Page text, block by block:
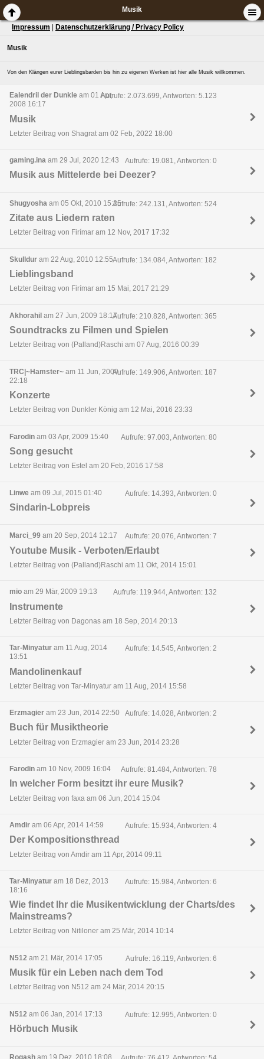
Musik
Impressum Datenschutzerklärung / Privacy Policy
Musik
Von den Klängen eurer Lieblingsbarden bis hin zu eigenen Werken ist hier alle Musik willkommen.
Ealendril der Dunkle am 01 Apr,
2008 16:17
Aufrufe: 2.073.699, Antworten: 5.123
Musik
Letzter Beitrag von Shagrat am 02 Feb, 2022 18:00
gaming.ina am 29 Jul, 2020 12:43 Aufrufe: 19.081, Antworten: 0
Musik aus Mittelerde bei Deezer?
Shugyosha am 05 Okt, 2010 15:25Aufrufe: 242.131, Antworten: 524
Zitate aus Liedern raten
Letzter Beitrag von Firímar am 12 Nov, 2017 17:32
Skulldur am 22 Aug, 2010 12:55Aufrufe: 134.084, Antworten: 182
Lieblingsband
Letzter Beitrag von Firímar am 15 Mai, 2017 21:29
Akhorahil am 27 Jun, 2009 18:17Aufrufe: 210.828, Antworten: 365
Soundtracks zu Filmen und Spielen
Letzter Beitrag von (Palland)Raschi am 07 Aug, 2016 00:39
TRC|~Hamster~ am 11 Jun, 2009
22:18
Aufrufe: 149.906, Antworten: 187
Konzerte
Letzter Beitrag von Dunkler König am 12 Mai, 2016 23:33
Farodin am 03 Apr, 2009 15:40 Aufrufe: 97.003, Antworten: 80
Song gesucht
Letzter Beitrag von Estel am 20 Feb, 2016 17:58
Linwe am 09 Jul, 2015 01:40 Aufrufe: 14.393, Antworten: 0
Sindarin-Lobpreis
Marci_99 am 20 Sep, 2014 12:17 Aufrufe: 20.076, Antworten: 7
Youtube Musik - Verboten/Erlaubt
Letzter Beitrag von (Palland)Raschi am 11 Okt, 2014 15:01
mio am 29 Mär, 2009 19:13 Aufrufe: 119.944, Antworten: 132
Instrumente
Letzter Beitrag von Dagonas am 18 Sep, 2014 20:13
Tar-Minyatur am 11 Aug, 2014
13:51
Aufrufe: 14.545, Antworten: 2
Mandolinenkauf
Letzter Beitrag von Tar-Minyatur am 11 Aug, 2014 15:58
Erzmagier am 23 Jun, 2014 22:50 Aufrufe: 14.028, Antworten: 2
Buch für Musiktheorie
Letzter Beitrag von Erzmagier am 23 Jun, 2014 23:28
Farodin am 10 Nov, 2009 16:04 Aufrufe: 81.484, Antworten: 78
In welcher Form besitzt ihr eure Musik?
Letzter Beitrag von faxa am 06 Jun, 2014 15:04
Amdir am 06 Apr, 2014 14:59 Aufrufe: 15.934, Antworten: 4
Der Kompositionsthread
Letzter Beitrag von Amdir am 11 Apr, 2014 09:11
Tar-Minyatur am 18 Dez, 2013
18:16
Aufrufe: 15.984, Antworten: 6
Wie findet Ihr die Musikentwicklung der Charts/des
Mainstreams?
Letzter Beitrag von Nitiloner am 25 Mär, 2014 10:14
N512 am 21 Mär, 2014 17:05 Aufrufe: 16.119, Antworten: 6
Musik für ein Leben nach dem Tod
Letzter Beitrag von N512 am 24 Mär, 2014 20:15
N512 am 06 Jan, 2014 17:13 Aufrufe: 12.995, Antworten: 0
Hörbuch Musik
Rogash am 19 Dez, 2010 18:08